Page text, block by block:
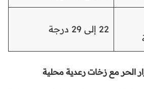
22 إلى 29 درجة
الحر مع زخات رعدية محلية